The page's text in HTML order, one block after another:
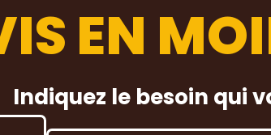
EN
Indiquez le besoin qui